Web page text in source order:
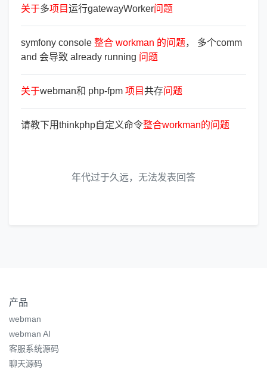
关于多项 目运行gatewayWorker问题
symfony console 整合 workman 的问题， 多个comm
and 会导致 already running 问题
关于webman和 php-fpm 项 目共存问题
请教下用thinkphp自定义命令整合workman的问题
年代过于久远，无法发表回答
产品
webman
webman AI
客服系统源码
聊天源码